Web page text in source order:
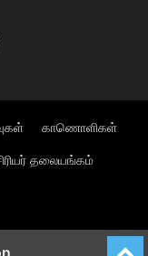
காணொளிகள்
தலையங்கம்